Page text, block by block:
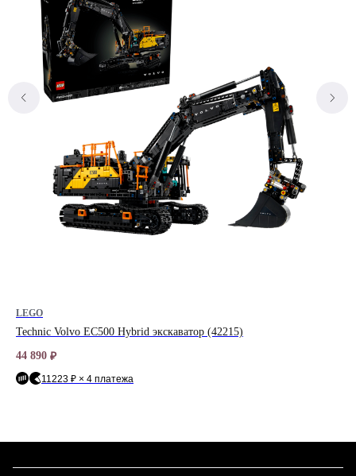
Technic Volvo EC500 Hybrid экскаватор (42215)
LEGO
44 890 ₽
11223 ₽ × 4 платежа